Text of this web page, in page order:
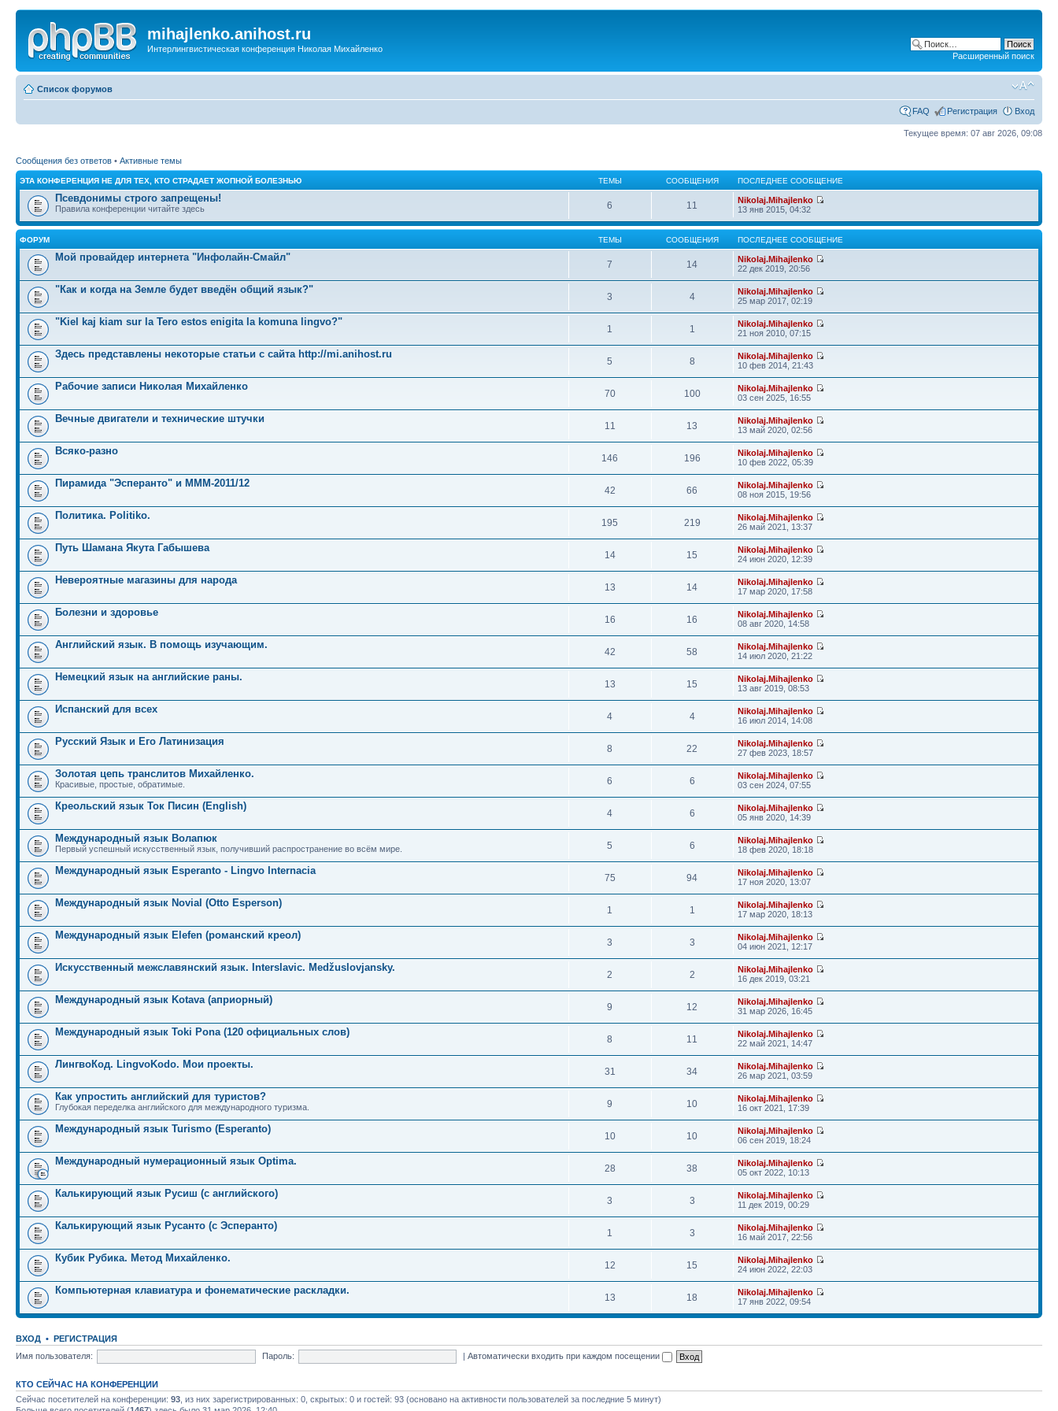
mihajlenko.anihost.ru
Интерлингвистическая конференция Николая Михайленко
Расширенный поиск
Список форумов
FAQ Регистрация Вход
Текущее время: 07 авг 2026, 09:08
Сообщения без ответов • Активные темы
ЭТА КОНФЕРЕНЦИЯ НЕ ДЛЯ ТЕХ, КТО СТРАДАЕТ ЖОПНОЙ БОЛЕЗНЬЮ ТЕМЫ СООБЩЕНИЯ ПОСЛЕДНЕЕ СООБЩЕНИЕ
Псевдонимы строго запрещены!
Правила конференции читайте здесь 6 11
Nikolaj.Mihajlenko
13 янв 2015, 04:32
ФОРУМ ТЕМЫ СООБЩЕНИЯ ПОСЛЕДНЕЕ СООБЩЕНИЕ
Мой провайдер интернета "Инфолайн-Смайл"
7 14
Nikolaj.Mihajlenko
22 дек 2019, 20:56
"Как и когда на Земле будет введён общий язык?"
3 4
Nikolaj.Mihajlenko
25 мар 2017, 02:19
"Kiel kaj kiam sur la Tero estos enigita la komuna lingvo?"
1 1
Nikolaj.Mihajlenko
21 ноя 2010, 07:15
Здесь представлены некоторые статьи с сайта http://mi.anihost.ru
5 8
Nikolaj.Mihajlenko
10 фев 2014, 21:43
Рабочие записи Николая Михайленко
70 100
Nikolaj.Mihajlenko
03 сен 2025, 16:55
Вечные двигатели и технические штучки
11 13
Nikolaj.Mihajlenko
13 май 2020, 02:56
Всяко-разно
146 196
Nikolaj.Mihajlenko
10 фев 2022, 05:39
Пирамида "Эсперанто" и MMM-2011/12
42 66
Nikolaj.Mihajlenko
08 ноя 2015, 19:56
Политика. Politiko.
195 219
Nikolaj.Mihajlenko
26 май 2021, 13:37
Путь Шамана Якута Габышева
14 15
Nikolaj.Mihajlenko
24 июн 2020, 12:39
Невероятные магазины для народа
13 14
Nikolaj.Mihajlenko
17 мар 2020, 17:58
Болезни и здоровье
16 16
Nikolaj.Mihajlenko
08 авг 2020, 14:58
Английский язык. В помощь изучающим.
42 58
Nikolaj.Mihajlenko
14 июл 2020, 21:22
Немецкий язык на английские раны.
13 15
Nikolaj.Mihajlenko
13 авг 2019, 08:53
Испанский для всех
4 4
Nikolaj.Mihajlenko
16 июл 2014, 14:08
Русский Язык и Его Латинизация
8 22
Nikolaj.Mihajlenko
27 фев 2023, 18:57
Золотая цепь транслитов Михайленко.
Красивые, простые, обратимые. 6 6
Nikolaj.Mihajlenko
03 сен 2024, 07:55
Креольский язык Ток Писин (English)
4 6
Nikolaj.Mihajlenko
05 янв 2020, 14:39
Международный язык Волапюк
Первый успешный искусственный язык, получивший распространение во всём мире. 5 6
Nikolaj.Mihajlenko
18 фев 2020, 18:18
Международный язык Esperanto - Lingvo Internacia
75 94
Nikolaj.Mihajlenko
17 ноя 2020, 13:07
Международный язык Novial (Otto Esperson)
1 1
Nikolaj.Mihajlenko
17 мар 2020, 18:13
Международный язык Elefen (романский креол)
3 3
Nikolaj.Mihajlenko
04 июн 2021, 12:17
Искусственный межславянский язык. Interslavic. Medžuslovjansky.
2 2
Nikolaj.Mihajlenko
16 дек 2019, 03:21
Международный язык Kotava (априорный)
9 12
Nikolaj.Mihajlenko
31 мар 2026, 16:45
Международный язык Toki Pona (120 официальных слов)
8 11
Nikolaj.Mihajlenko
22 май 2021, 14:47
ЛингвоКод. LingvoKodo. Мои проекты.
31 34
Nikolaj.Mihajlenko
26 мар 2021, 03:59
Как упростить английский для туристов?
Глубокая переделка английского для международного туризма. 9 10
Nikolaj.Mihajlenko
16 окт 2021, 17:39
Международный язык Turismo (Esperanto)
10 10
Nikolaj.Mihajlenko
06 сен 2019, 18:24
Международный нумерационный язык Optima.
28 38
Nikolaj.Mihajlenko
05 окт 2022, 10:13
Калькирующий язык Русиш (с английского)
3 3
Nikolaj.Mihajlenko
11 дек 2019, 00:29
Калькирующий язык Русанто (с Эсперанто)
1 3
Nikolaj.Mihajlenko
16 май 2017, 22:56
Кубик Рубика. Метод Михайленко.
12 15
Nikolaj.Mihajlenko
24 июн 2022, 22:03
Компьютерная клавиатура и фонематические раскладки.
13 18
Nikolaj.Mihajlenko
17 янв 2022, 09:54
ВХОД • РЕГИСТРАЦИЯ
Имя пользователя:
Пароль: |Автоматически входить при каждом посещении
КТО СЕЙЧАС НА КОНФЕРЕНЦИИ
Сейчас посетителей на конференции: 93 , из них зарегистрированных: 0, скрытых: 0 и гостей: 93 (основано на активности пользователей за последние 5 минут)